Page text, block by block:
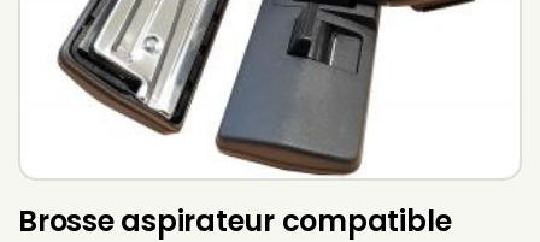
Brosse aspirateur compatible